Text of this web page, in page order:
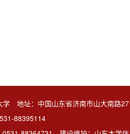
学 地址：中国山东省济南市山大南
88395114